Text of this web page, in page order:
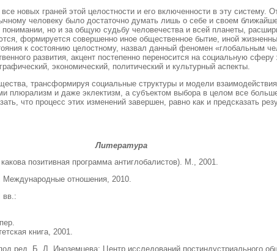
новых граней этой целостности и его включенности в эту
человеку было достаточно думать лишь о себе и своем
но и за общую судьбу человечества и всей планеты,
формируется совершенно иное общественное бытие, иной
к состоянию целостному, назвал данный феномен «глобальным
развития, акцент постепенно переносится на социальную
экономический, политический и культурный аспекты.
трансформируя социальные структуры и модели
плюрализм и даже эклектизм, а субъектом выбора в целом все
что процесс этих изменений завершен, равно как и предсказать
Литература
позитивная программа антиглобалистов). М., 2001.
Международные отношения, 2010.
вв.:
книга, 2001.
ред. Б. Л. Иноземцева; Центр исследований постиндустриального